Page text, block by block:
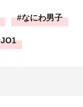
なにわ男子
JO1